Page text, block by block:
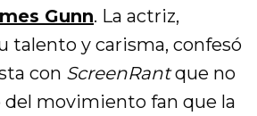
Gunn. La actriz,
talento y carisma, confesó
con ScreenRantque no
del movimiento fan que la